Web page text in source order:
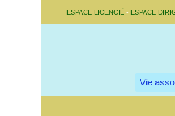
ESPACE LICENCIÉ - ESPACE
Vie